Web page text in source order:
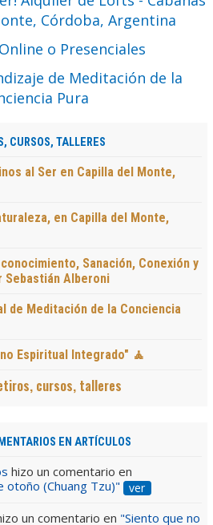
CURSOS, TALLERES
al Ser en Capilla del Monte,
en Capilla del Monte,
Sanación, Conexión y
Sebastián Alberoni
de Meditación de la Conciencia
Espiritual Integrado" 🧘
cursos, talleres
EN ARTÍCULOS
hizo un comentario en
otoño (Chuang Tzu)"
ver
un comentario en "Siento que no